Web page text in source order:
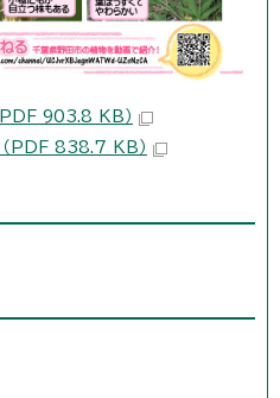
PDF 903.8 KB）
（PDF 838.7 KB）